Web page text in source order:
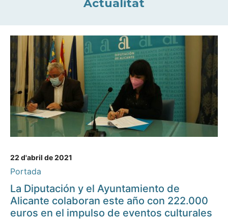
Actualitat
22 d'abril de 2021
Portada
La Diputación y el Ayuntamiento de
Alicante colaboran este año con 222.000
euros en el impulso de eventos culturales